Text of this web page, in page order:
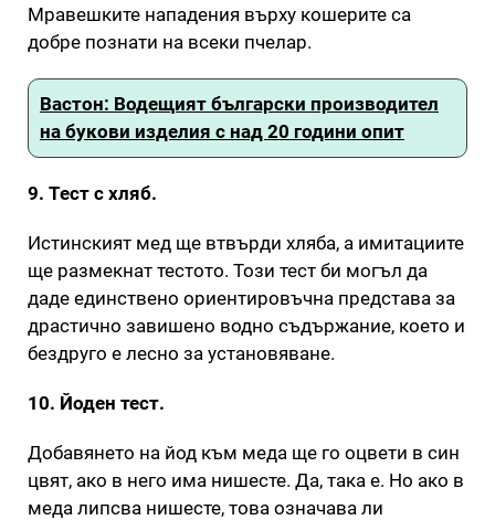
Мравешките нападения върху кошерите са
добре познати на всеки пчелар.
Вастон: Водещият български производител
на букови изделия с над 20 години опит
9. Тест с хляб.
Истинският мед ще втвърди хляба, а имитациите
ще размекнат тестото. Този тест би могъл да
даде единствено ориентировъчна представа за
драстично завишено водно съдържание, което и
бездруго е лесно за установяване.
10. Йоден тест.
Добавянето на йод към меда ще го оцвети в син
цвят, ако в него има нишесте. Да, така е. Но ако в
меда липсва нишесте, това означава ли